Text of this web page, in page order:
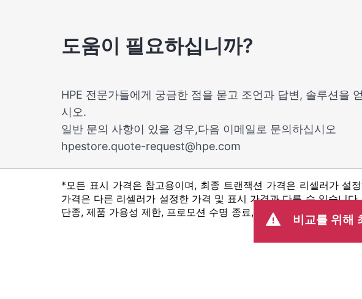
도움이 필요하십니까?
HPE 전문가들에게 궁금한 점을 묻고 조언과 답변, 솔루션을
시오.
일반 문의 사항이 있을 경우,다음 이메일로 문의하십시오
hpestore.quote-request@hpe.com
*모든 표시 가격은 참고용이며, 최종 트랜잭션 가격은 리셀러가 설
가격은 다른 리셀러가 설정한 가격 및 표시 가격과 다를 수 있습니
단종, 제품 가용성 제한, 프로모션 수명 종료, 광고 오류 등을 포함
비교를 위해